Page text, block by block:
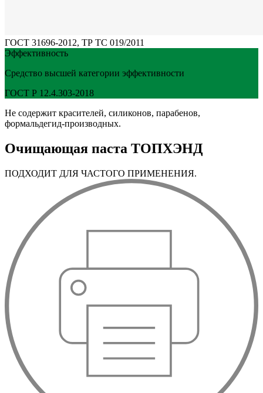
ГОСТ 31696-2012, ТР ТС 019/2011
Эффективность
Средство высшей категории эффективности
ГОСТ Р 12.4.303-2018
Не содержит красителей, силиконов, парабенов,
формальдегид-производных.
Очищающая паста ТОПХЭНД
ПОДХОДИТ ДЛЯ ЧАСТОГО ПРИМЕНЕНИЯ.